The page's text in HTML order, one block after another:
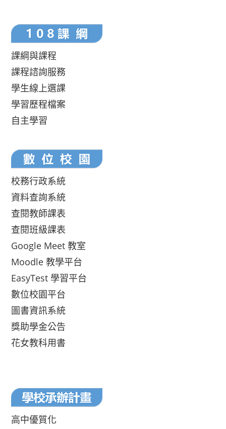
課綱與課程
課程諮詢服務
學生線上選課
學習歷程檔案
自主學習
校務行政系統
資料查詢系統
查閱教師課表
查閱班級課表
Google Meet 教室
Moodle 教學平台
EasyTest 學習平台
數位校園平台
圖書資訊系統
獎助學金公告
花女教科用書
高中優質化